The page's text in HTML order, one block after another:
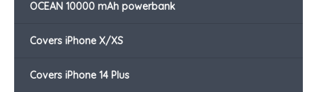
OCEAN 10000 mAh powerbank
Covers iPhone X/XS
Covers iPhone 14 Plus